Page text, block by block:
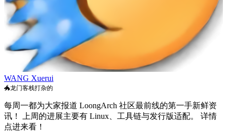
WANG Xuerui
🐲龙门客栈打杂的
每周一都为大家报道 LoongArch 社区最前线的第一手新鲜资
讯！ 上周的进展主要有 Linux、工具链与发行版适配。 详情
点进来看！